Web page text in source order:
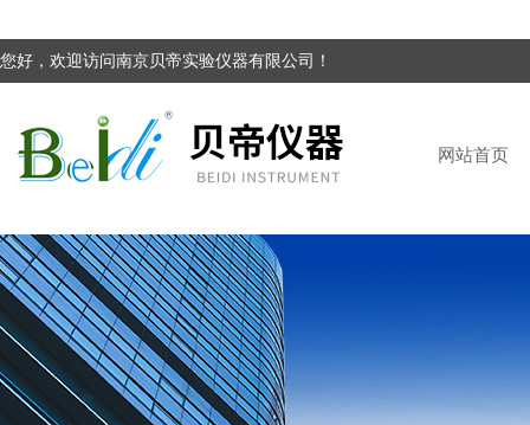
您好，欢迎访问南京贝帝实验仪器有限公司！
网站首页